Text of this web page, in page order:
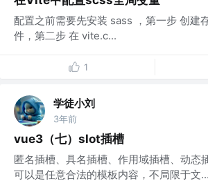
配置之前需要先安装 sass ，第一步 创建
件，第二步 在 vite.c...
1
学徒小刘
3年前
vue3（七）slot插槽
匿名插槽、具名插槽、作用域插槽、动态
可以是任意合法的模板内容，不局限于文...